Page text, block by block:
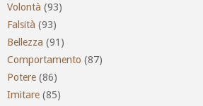
Volontà (93)
Falsità (93)
Bellezza (91)
Comportamento (87)
Potere (86)
Imitare (85)